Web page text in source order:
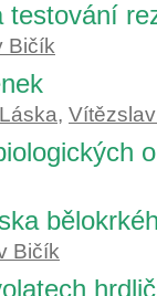
testování
Bičík
,
Bičík